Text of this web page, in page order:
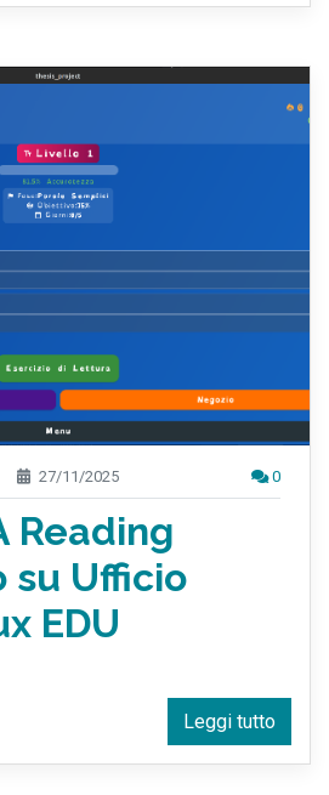
27/11/2025 0
Reading
su Ufficio
EDU
Leggi tutto